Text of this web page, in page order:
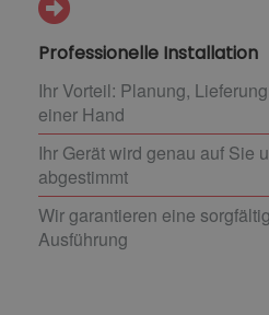
Professionelle Installation
Ihr Vorteil: Planung,
einer Hand
Ihr Gerät wird genau auf Sie
abgestimmt
Wir garantieren eine
Ausführung